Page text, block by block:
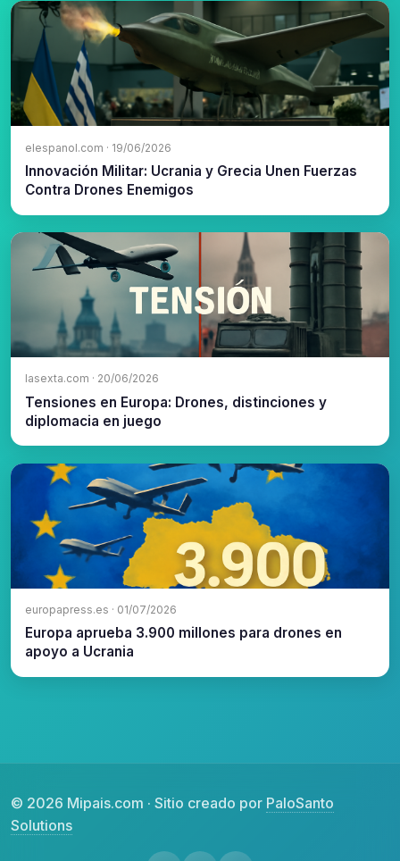
elespanol.com · 19/06/2026
Innovación Militar: Ucrania y Grecia Unen Fuerzas
Contra Drones Enemigos
lasexta.com · 20/06/2026
Tensiones en Europa: Drones, distinciones y
diplomacia en juego
europapress.es · 01/07/2026
Europa aprueba 3.900 millones para drones en
apoyo a Ucrania
© 2026 Mipais.com · Sitio creado por PaloSanto
Solutions